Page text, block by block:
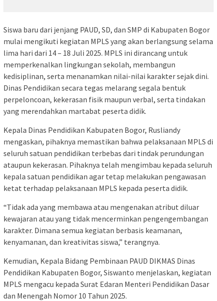
Siswa baru dari jenjang PAUD, SD, dan SMP di Kabupaten Bogor
mulai mengikuti kegiatan MPLS yang akan berlangsung selama
lima hari dari 14 – 18 Juli 2025. MPLS ini dirancang untuk
memperkenalkan lingkungan sekolah, membangun
kedisiplinan, serta menanamkan nilai-nilai karakter sejak dini.
Dinas Pendidikan secara tegas melarang segala bentuk
perpeloncoan, kekerasan fisik maupun verbal, serta tindakan
yang merendahkan martabat peserta didik.
Kepala Dinas Pendidikan Kabupaten Bogor, Rusliandy
mengaskan, pihaknya memastikan bahwa pelaksanaan MPLS di
seluruh satuan pendidikan terbebas dari tindak perundungan
ataupun kekerasan. Pihaknya telah mengimbau kepada seluruh
kepala satuan pendidikan agar tetap melakukan pengawasan
ketat terhadap pelaksanaan MPLS kepada peserta didik.
“Tidak ada yang membawa atau mengenakan atribut diluar
kewajaran atau yang tidak mencerminkan pengengembangan
karakter. Dimana semua kegiatan berbasis keamanan,
kenyamanan, dan kreativitas siswa,” terangnya.
Kemudian, Kepala Bidang Pembinaan PAUD DIKMAS Dinas
Pendidikan Kabupaten Bogor, Siswanto menjelaskan, kegiatan
MPLS mengacu kepada Surat Edaran Menteri Pendidikan Dasar
dan Menengah Nomor 10 Tahun 2025.